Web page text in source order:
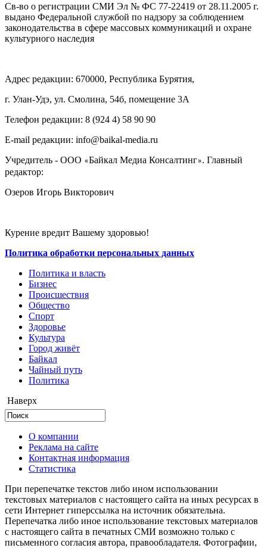
Св-во о регистрации СМИ Эл № ФС 77-22419 от 28.11.2005 г.
выдано Федеральной службой по надзору за соблюдением
законодательства в сфере массовых коммуникаций и охране
культурного наследия
Адрес редакции: 670000, Республика Бурятия,
г. Улан-Удэ, ул. Смолина, 54б, помещение 3А
Телефон редакции: ‎‎8 (924 4) 58 90 90
E-mail редакции: info@baikal-media.ru
Учредитель - ООО «Байкал Медиа Консалтинг». Главный
редактор:
Озеров Игорь Викторович
Курение вредит Вашему здоровью!
Политика обработки персональных данных
Политика и власть
Бизнес
Происшествия
Общество
Cпорт
Здоровье
Культура
Город живёт
Байкал
Чайный путь
Политика
Наверх
О компании
Реклама на сайте
Контактная информация
Статистика
При перепечатке текстов либо ином использовании
текстовых материалов с настоящего сайта на иных ресурсах в
сети Интернет гиперссылка на источник обязательна.
Перепечатка либо иное использование текстовых материалов
с настоящего сайта в печатных СМИ возможно только с
письменного согласия автора, правообладателя. Фотографии,